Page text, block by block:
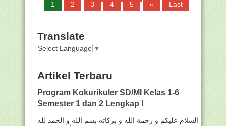
1
2 3 4 5 » Last
Translate
Select Language ▼
Artikel Terbaru
Program Kokurikuler SD/MI Kelas 1-6
Semester 1 dan 2 Lengkap !
السلام عليكم و رحمة الله و بركاته بسم الله و الحمد لله